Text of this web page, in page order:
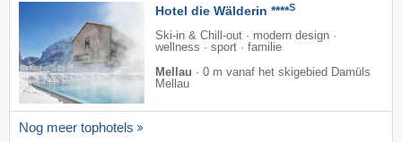
Hotel die Wälderin ****S
Ski-in & Chill-out · modern design ·
wellness · sport · familie
Mellau · 0 m vanaf het skigebied Damüls
Mellau
Nog meer tophotels